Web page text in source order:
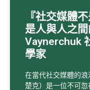
『社交媒體
是人與人之
Vaynerchuk
學家
在當代社交媒體的浪
楚克）是一位不可